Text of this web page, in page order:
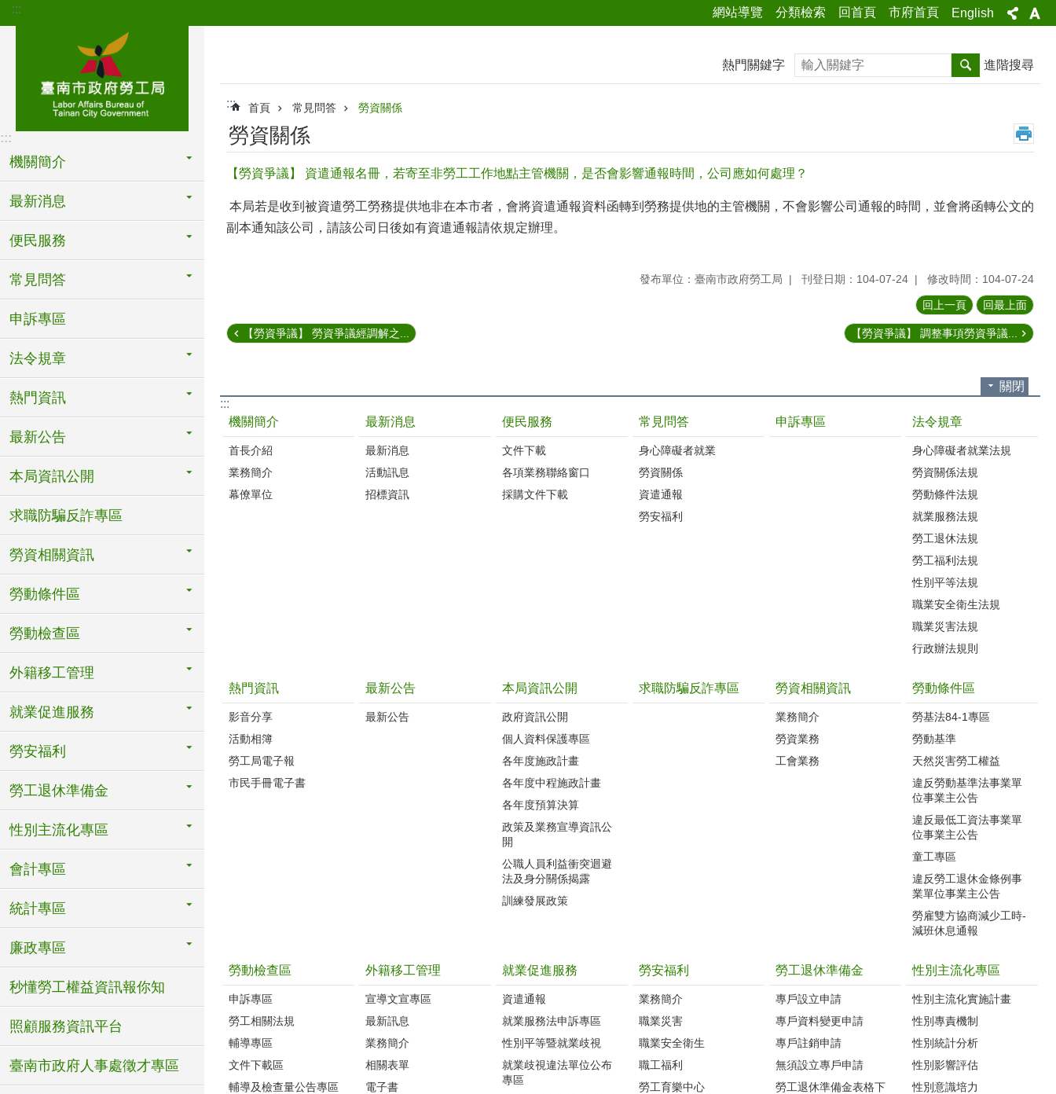
跳到主要內容區塊
::: 網站導覽 分類檢索 回首頁 市府首頁 English
:::
機關簡介
最新消息
便民服務
常見問答
申訴專區
法令規章
熱門資訊
最新公告
本局資訊公開
求職防騙反詐專區
勞資相關資訊
勞動條件區
勞動檢查區
外籍移工管理
就業促進服務
勞安福利
勞工退休準備金
性別主流化專區
會計專區
統計專區
廉政專區
秒懂勞工權益資訊報你知
照顧服務資訊平台
臺南市政府人事處徵才專區
熱門關鍵字 搜尋 進階搜尋
::: 首頁 常見問答 勞資關係
勞資關係
【勞資爭議】 資遣通報名冊，若寄至非勞工工作地點主管機關，是否會影響通報時間，公司應如何處理？
本局若是收到被資遣勞工勞務提供地非在本市者，會將資遣通報資料函轉到勞務提供地的主管機關，不會影響公司通報的時間，並會將函轉公文的
副本通知該公司，請該公司日後如有資遣通報請依規定辦理。
發布單位：臺南市政府勞工局 刊登日期：104-07-24 修改時間：104-07-24
回上一頁 回最上面
【勞資爭議】 勞資爭議經調解之... 【勞資爭議】 調整事項勞資爭議...
關閉
:::
機關簡介
首長介紹
業務簡介
幕僚單位
最新消息
最新消息
活動訊息
招標資訊
便民服務
文件下載
各項業務聯絡窗口
採購文件下載
常見問答
身心障礙者就業
勞資關係
資遣通報
勞安福利
申訴專區 法令規章
身心障礙者就業法規
勞資關係法規
勞動條件法規
就業服務法規
勞工退休法規
勞工福利法規
性別平等法規
職業安全衛生法規
職業災害法規
行政辦法規則
熱門資訊
影音分享
活動相簿
勞工局電子報
市民手冊電子書
最新公告
最新公告
本局資訊公開
政府資訊公開
個人資料保護專區
各年度施政計畫
各年度中程施政計畫
各年度預算決算
政策及業務宣導資訊公
開
公職人員利益衝突迴避
法及身分關係揭露
訓練發展政策
求職防騙反詐專區 勞資相關資訊
業務簡介
勞資業務
工會業務
勞動條件區
勞基法84-1專區
勞動基準
天然災害勞工權益
違反勞動基準法事業單
位事業主公告
違反最低工資法事業單
位事業主公告
童工專區
違反勞工退休金條例事
業單位事業主公告
勞雇雙方協商減少工時-
減班休息通報
勞動檢查區
申訴專區
勞工相關法規
輔導專區
文件下載區
輔導及檢查量公告專區
外籍移工管理
宣導文宣專區
最新訊息
業務簡介
相關表單
電子書
就業促進服務
資遣通報
就業服務法申訴專區
性別平等暨就業歧視
就業歧視違法單位公布
專區
勞安福利
業務簡介
職業災害
職業安全衛生
職工福利
勞工育樂中心
勞工退休準備金
專戶設立申請
專戶資料變更申請
專戶註銷申請
無須設立專戶申請
勞工退休準備金表格下
性別主流化專區
性別主流化實施計畫
性別專責機制
性別統計分析
性別影響評估
性別意識培力